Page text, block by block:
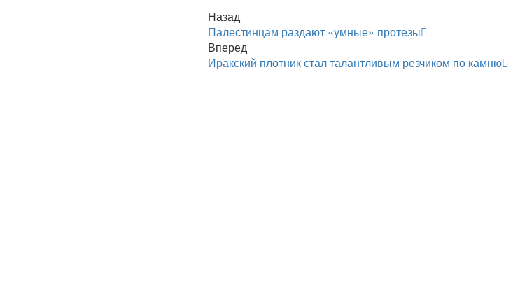
Назад
Палестинцам раздают «умные» протезы
Вперед
Иракский плотник стал талантливым резчиком по камню